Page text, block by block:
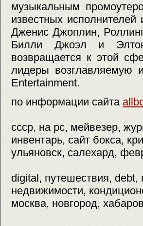
музыкальным
известных
Дженис Джоплин,
Билли Джоэл и
возвращается к этой
лидеры возглавляемую
Entertainment.
по информации сайта
ссср, на pc, мейвезер,
инвентарь, сайт бокса,
ульяновск, салехард,
digital, путешествия,
недвижимости,
москва, новгород,